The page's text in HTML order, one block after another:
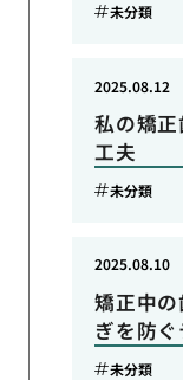
未分類
私の矯
工夫
2025.08.12
未分類
矯正中
ぎを防
2025.08.10
未分類